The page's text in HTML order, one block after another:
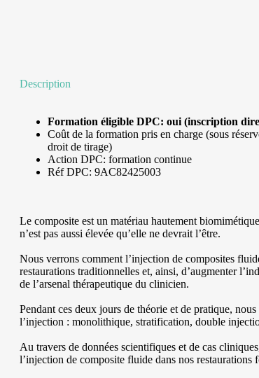
Description
Formation éligible DPC: oui (inscription
Coût de la formation pris en charge (sous
droit de tirage)
Action DPC: formation continue
Réf DPC: 9AC82425003
Le composite est un matériau hautement
n’est pas aussi élevée qu’elle ne devrait l’être.
Nous verrons comment l’injection de composites
restaurations traditionnelles et, ainsi, d’augmenter
de l’arsenal thérapeutique du clinicien.
Pendant ces deux jours de théorie et de pratique,
l’injection : monolithique, stratification, double
Au travers de données scientifiques et de cas
l’injection de composite fluide dans nos restaurations